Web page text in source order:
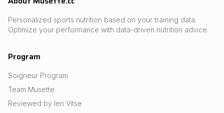
Personalized sports nutrition based on your training data.
Optimize your performance with data-driven nutrition advice.
Program
Soigneur Program
Team Musette
Reviewed by Ien Vitse